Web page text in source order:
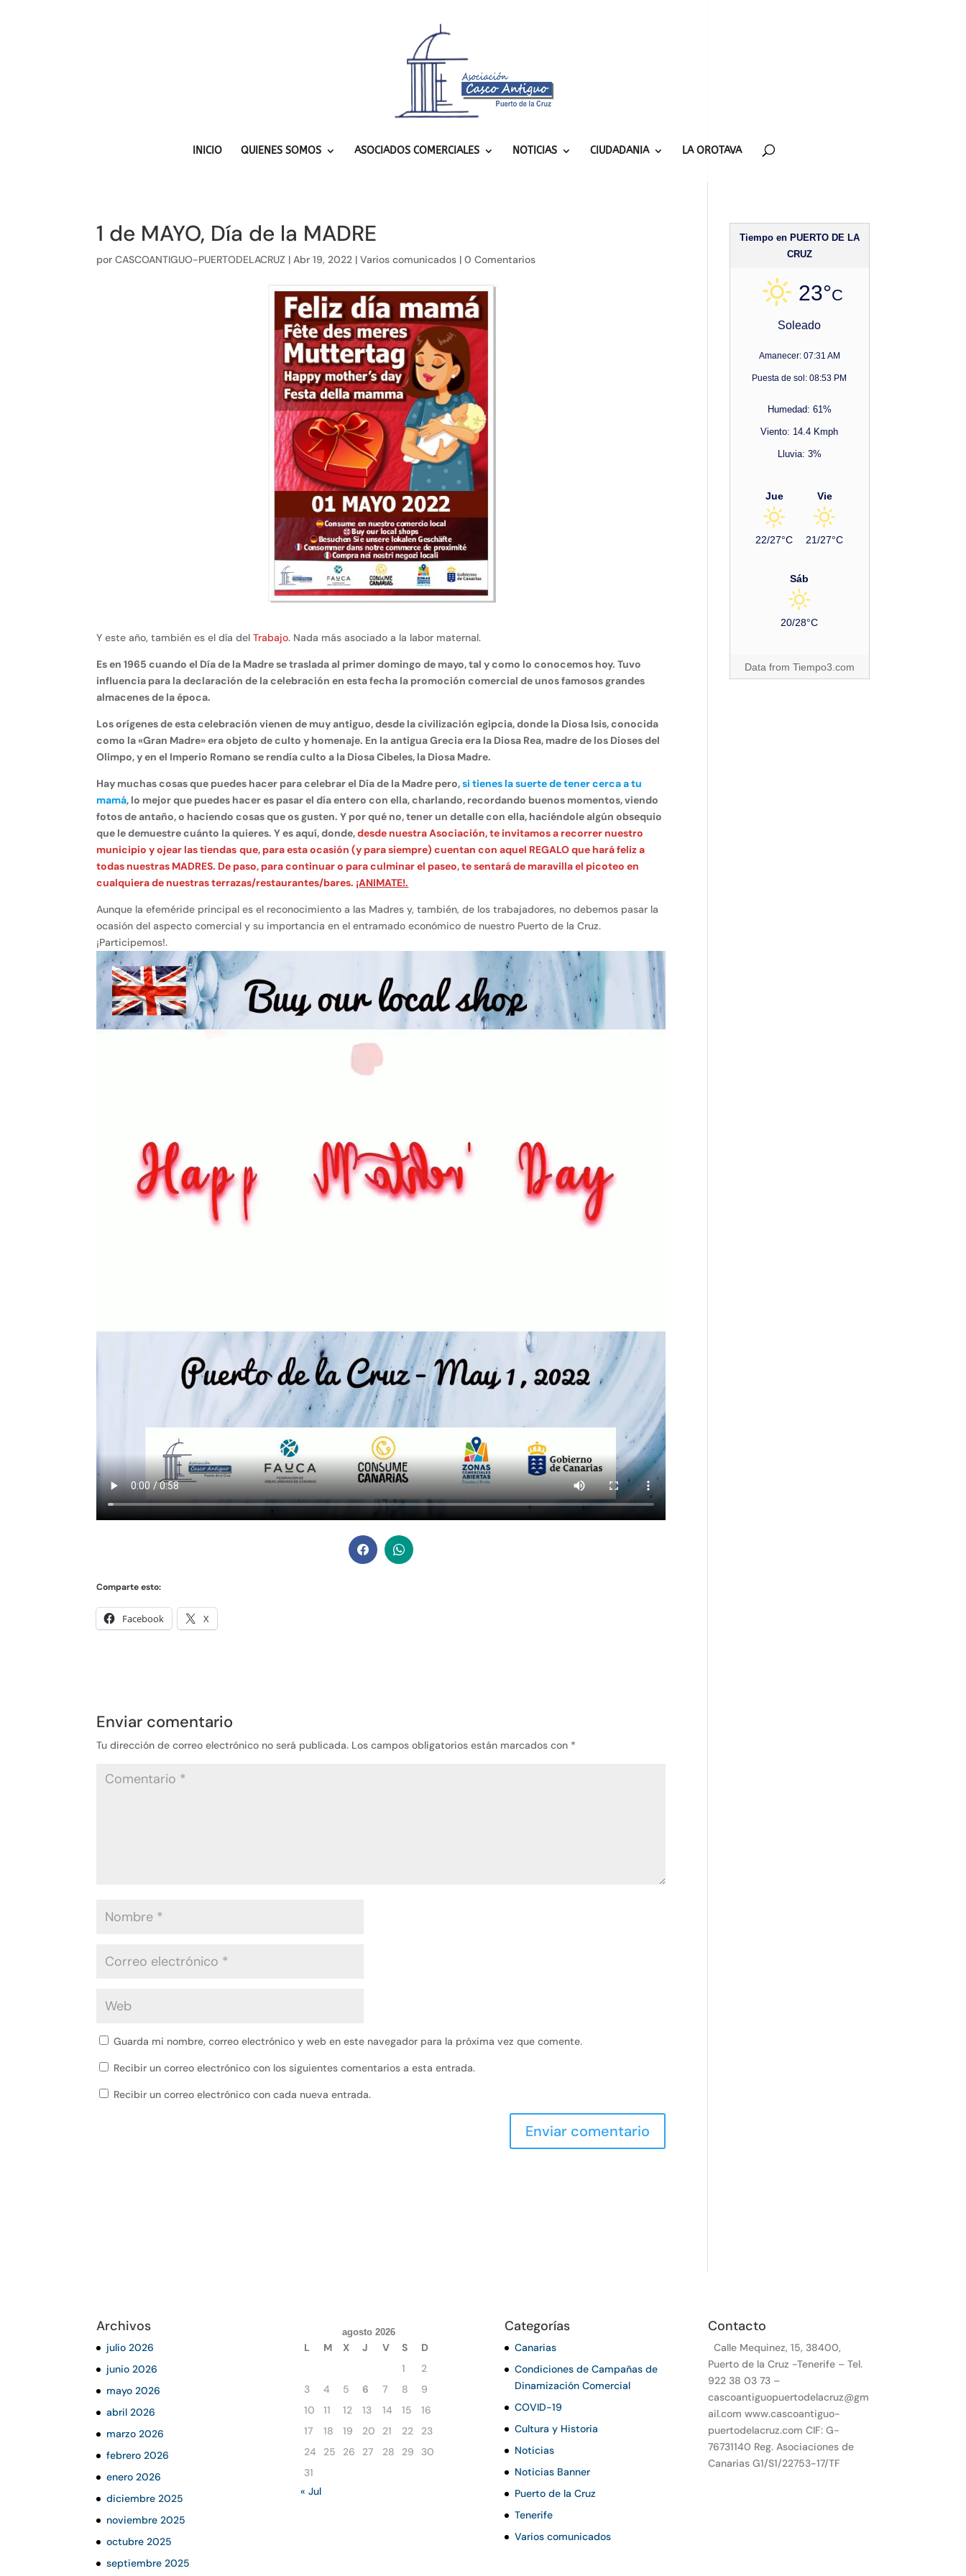
INICIO QUIENES SOMOS ASOCIADOS COMERCIALES NOTICIAS CIUDADANIA LA OROTAVA
1 de MAYO, Día de la MADRE
porCASCOANTIGUO-PUERTODELACRUZ |Abr 19, 2022 |Varios comunicados |0 Comentarios
Y este año, también es el día delTrabajo. Nada más asociado a la labor maternal.
Es en 1965 cuando el Día de la Madre se traslada al primer domingo de mayo, tal y como lo conocemos hoy. Tuvo
influencia para la declaración de la celebración en esta fecha la promoción comercial de unos famosos grandes
almacenes de la época.
Los orígenes de esta celebración vienen de muy antiguo, desde la civilización egipcia, donde la Diosa Isis, conocida
como la «Gran Madre» era objeto de culto y homenaje. En la antigua Grecia era la Diosa Rea, madre de los Dioses del
Olimpo, y en el Imperio Romano se rendía culto a la Diosa Cibeles, la Diosa Madre.
Hay muchas cosas que puedes hacer para celebrar el Día de la Madre pero,si tienes la suerte de tener cerca a tu
mamá, lo mejor que puedes hacer es pasar el día entero con ella, charlando, recordando buenos momentos, viendo
fotos de antaño, o haciendo cosas que os gusten. Y por qué no, tener un detalle con ella, haciéndole algún obsequio
que le demuestre cuánto la quieres. Y es aquí, donde,desde nuestra Asociación, te invitamos a recorrer nuestro
municipio y ojear las tiendas que, para esta ocasión (y para siempre) cuentan con aquel REGALO que hará feliz a
todas nuestras MADRES. De paso, para continuar o para culminar el paseo, te sentará de maravilla el picoteo en
cualquiera de nuestras terrazas/restaurantes/bares. ¡ANIMATE!.
Aunque la efeméride principal es el reconocimiento a las Madres y, también, de los trabajadores, no debemos pasar la
ocasión del aspecto comercial y su importancia en el entramado económico de nuestro Puerto de la Cruz.
¡Participemos!.
Comparte esto:
Facebook X
Enviar comentario
Tu dirección de correo electrónico no será publicada. Los campos obligatorios están marcados con *
Guarda mi nombre, correo electrónico y web en este navegador para la próxima vez que comente.
Recibir un correo electrónico con los siguientes comentarios a esta entrada.
Recibir un correo electrónico con cada nueva entrada.
Tiempo en PUERTO DE LA
CRUZ
23°C
Soleado
Amanecer: 07:31 AM
Puesta de sol: 08:53 PM
Humedad: 61%
Viento: 14.4 Kmph
Lluvia: 3%
Jue
22/27°C
Vie
21/27°C
Sáb
20/28°C
Data from Tiempo3.com
Archivos
julio 2026
junio 2026
mayo 2026
abril 2026
marzo 2026
febrero 2026
enero 2026
diciembre 2025
noviembre 2025
octubre 2025
septiembre 2025
agosto 2026
L M X J V S
D
1
2
3
4 5 6 7 8
9
10
11 12 13 14 15
16
17
18 19 20 21 22
23
24
25 26 27 28 29
30
31
« Jul
Categorías
Canarias
Condiciones de Campañas de
Dinamización Comercial
COVID-19
Cultura y Historia
Noticias
Noticias Banner
Puerto de la Cruz
Tenerife
Varios comunicados
Contacto
Calle Mequinez, 15, 38400,
Puerto de la Cruz -Tenerife – Tel.
922 38 03 73 –
cascoantiguopuertodelacruz@gm
ail.com www.cascoantiguo-
puertodelacruz.com CIF: G-
76731140 Reg. Asociaciones de
Canarias G1/S1/22753-17/TF